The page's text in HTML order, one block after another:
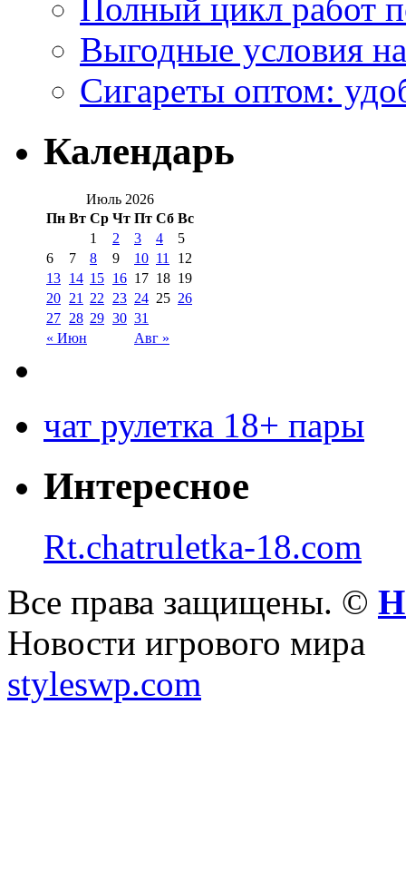
Полный цикл работ
Выгодные условия
Сигареты оптом:
Календарь
Июль 2026
Пн Вт Ср Чт Пт Сб Вс
« Июн Авг »
1 2 3 4
5
6
7 8 9 10 11
12
13 14 15 16 17 18 19
20 21 22 23 24 25 26
27 28 29 30 31
чат рулетка 18+ пары
Интересное
Rt.chatruletka-18.com
Все права защищены. ©
Новости игрового мира
styleswp.com